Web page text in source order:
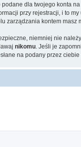
dla twojego konta
przy rejestracji, i to
zarządzania kontem masz
niemniej nie
nikomu. Jeśli je
na podany przez